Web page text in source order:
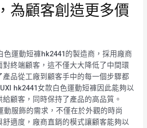
為顧客創造更多價
色運動短褲hk2441的製造商，採用廠商
對終端顧客，這不僅大大降低了中間環
品從工廠到顧客手中的每一個步驟都
hk2441女款白色運動短褲因此能夠以
顧客，同時保持了產品的高品質。
動服飾的需求，不僅在於外觀的時尚
適度，廠商直銷的模式讓顧客能夠以